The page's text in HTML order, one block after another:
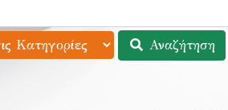
Αναζήτηση